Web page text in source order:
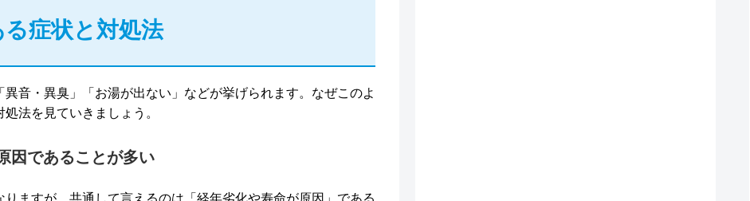
症状と対処法
音・異臭」「お湯が出ない」などが挙げられます。なぜこのよ
法を見ていきましょう。
因であることが多い